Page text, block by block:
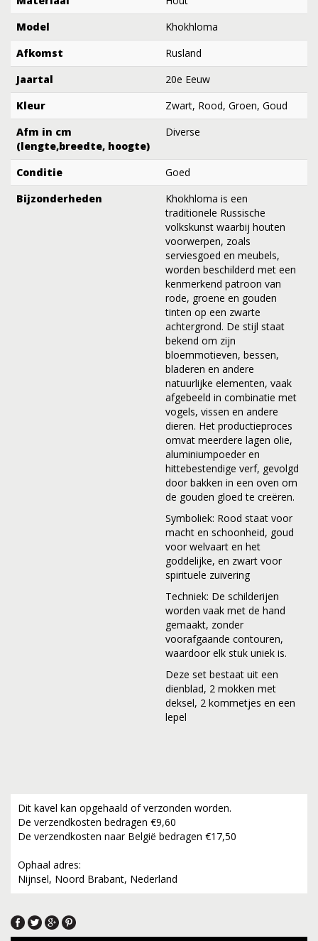
Model
Khokhloma
Afkomst
Rusland
Jaartal
20e Eeuw
Kleur
Zwart, Rood, Groen, Goud
Afm in cm
(lengte,breedte, hoogte)
Diverse
Conditie
Goed
Bijzonderheden
Khokhloma is een
traditionele Russische
volkskunst waarbij houten
voorwerpen, zoals
serviesgoed en meubels,
worden beschilderd met een
kenmerkend patroon van
rode, groene en gouden
tinten op een zwarte
achtergrond. De stijl staat
bekend om zijn
bloemmotieven, bessen,
bladeren en andere
natuurlijke elementen, vaak
afgebeeld in combinatie met
vogels, vissen en andere
dieren. Het productieproces
omvat meerdere lagen olie,
aluminiumpoeder en
hittebestendige verf, gevolgd
door bakken in een oven om
de gouden gloed te creëren.
Symboliek: Rood staat voor
macht en schoonheid, goud
voor welvaart en het
goddelijke, en zwart voor
spirituele zuivering
Techniek: De schilderijen
worden vaak met de hand
gemaakt, zonder
voorafgaande contouren,
waardoor elk stuk uniek is.
Deze set bestaat uit een
dienblad, 2 mokken met
deksel, 2 kommetjes en een
lepel
Dit kavel kan opgehaald of verzonden worden.
De verzendkosten bedragen €9,60
De verzendkosten naar België bedragen €17,50
Ophaal adres:
Nijnsel, Noord Brabant, Nederland